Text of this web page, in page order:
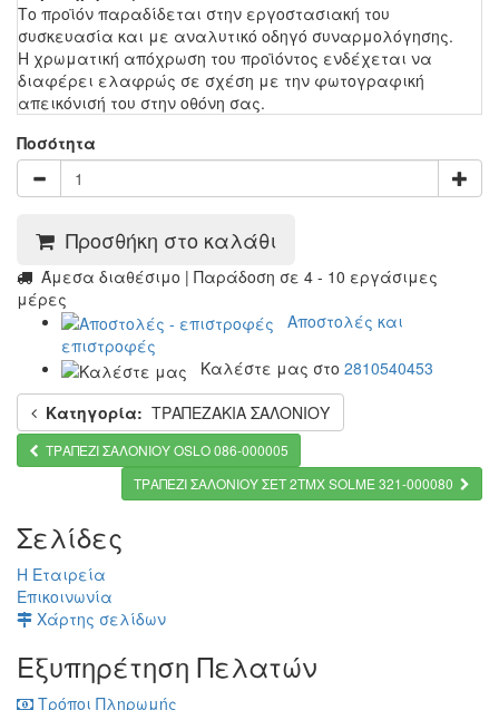
Το προϊόν παραδίδεται στην εργοστασιακή του
συσκευασία και με αναλυτικό οδηγό συναρμολόγησης.
Η χρωματική απόχρωση του προϊόντος ενδέχεται να
διαφέρει ελαφρώς σε σχέση με την φωτογραφική
απεικόνισή του στην οθόνη σας.
Ποσότητα
Προσθήκη στο καλάθι
Άμεσα διαθέσιμο | Παράδοση σε 4 - 10 εργάσιμες
μέρες
Αποστολές και
επιστροφές
Καλέστε μας στο 2810540453
Κατηγορία: ΤΡΑΠΕΖΑΚΙΑ ΣΑΛΟΝΙΟΥ
ΤΡΑΠΕΖΙ ΣΑΛΟΝΙΟΥ OSLO 086-000005
ΤΡΑΠΕΖΙ ΣΑΛΟΝΙΟΥ ΣΕΤ 2ΤΜΧ SOLME 321-000080
Σελίδες
Η Εταιρεία
Επικοινωνία
Χάρτης σελίδων
Εξυπηρέτηση Πελατών
Τρόποι Πληρωμής